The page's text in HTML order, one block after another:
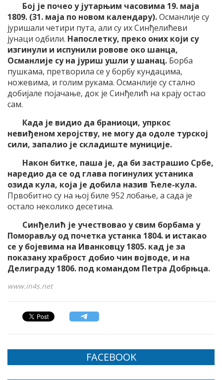
Бој је почео у јутарњим часовима 19. маја
1809. (31. маја по новом календару).Османлије су
јуришали четири пута, али су их Синђелићеви
јунаци одбили. Напослетку, преко оних који су
изгинули и испунили ровове око шанца,
Османлије су на јуриш ушли у шанац. Борба
пушкама, претворила се у борбу кундацима,
ножевима, и голим рукама. Османлије су стално
добијале појачање, док је Синђелић на крају остао
сам.
Када је видио да браниоци, упркос
невиђеном херојству, не могу да одоле турској
сили, запалио је складиште муниције.
Након битке, паша је, да би застрашио Србе,
наредио да се од глава погинулих устаника
озида кула, која је добила назив Ћеле-кула.
Првобитно су на њој биле 952 лобање, а сада је
остало неколико десетина.
Синђелић је учествовао у свим борбама у
Поморављу од почетка устанка 1804. и истакао
се у бојевима на Иванковцу 1805. кад је за
показану храброст добио чин војводе, и на
Делиграду 1806. под командом Петра Добрњца.
www.in4s.net
FACEBOOK